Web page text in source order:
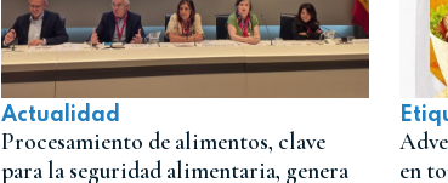
Actualidad
Procesamiento de alimentos, clave
para la seguridad alimentaria, genera
en